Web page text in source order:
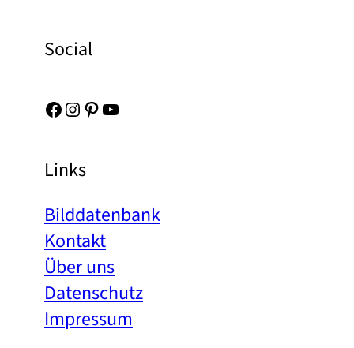
Social
Facebook Instagram Pinterest YouTube
Links
Bilddatenbank
Kontakt
Über uns
Datenschutz
Impressum